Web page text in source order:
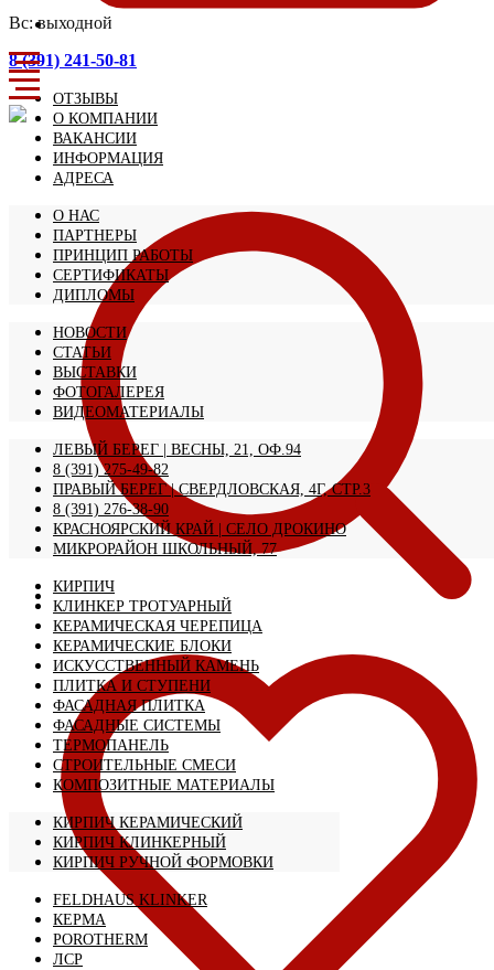
Вс: выходной
8 (391) 241-50-81
ОТЗЫВЫ
О КОМПАНИИ
ВАКАНСИИ
ИНФОРМАЦИЯ
АДРЕСА
О НАС
ПАРТНЕРЫ
ПРИНЦИП РАБОТЫ
СЕРТИФИКАТЫ
ДИПЛОМЫ
НОВОСТИ
СТАТЬИ
ВЫСТАВКИ
ФОТОГАЛЕРЕЯ
ВИДЕОМАТЕРИАЛЫ
ЛЕВЫЙ БЕРЕГ | ВЕСНЫ, 21, ОФ.94
8 (391) 275-49-82
ПРАВЫЙ БЕРЕГ | СВЕРДЛОВСКАЯ, 4Г, СТР.3
8 (391) 276-38-90
КРАСНОЯРСКИЙ КРАЙ | CЕЛО ДРОКИНО
МИКРОРАЙОН ШКОЛЬНЫЙ, 77
КИРПИЧ
КЛИНКЕР ТРОТУАРНЫЙ
КЕРАМИЧЕСКАЯ ЧЕРЕПИЦА
КЕРАМИЧЕСКИЕ БЛОКИ
ИСКУССТВЕННЫЙ КАМЕНЬ
ПЛИТКА И СТУПЕНИ
ФАСАДНАЯ ПЛИТКА
ФАСАДНЫЕ СИСТЕМЫ
ТЕРМОПАНЕЛЬ
СТРОИТЕЛЬНЫЕ СМЕСИ
КОМПОЗИТНЫЕ МАТЕРИАЛЫ
КИРПИЧ КЕРАМИЧЕСКИЙ
КИРПИЧ КЛИНКЕРНЫЙ
КИРПИЧ РУЧНОЙ ФОРМОВКИ
FELDHAUS KLINKER
КЕРМА
POROTHERM
ЛСР